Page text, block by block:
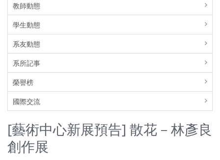
教師動態
學生動態
系友動態
系所記事
榮譽榜
國際交流
[藝術中心新展預告] 散花－林彥良
創作展